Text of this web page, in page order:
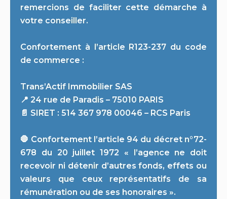
remercions de faciliter cette démarche à
votre conseiller.
Confortement à l’article R123-237 du code
de commerce :
Trans’Actif Immobilier SAS
📍 24 rue de Paradis – 75010 PARIS
📄 SIRET : 514 367 978 00046 – RCS Paris
🛑 Confortement l’article 94 du décret n°72-
678 du 20 juillet 1972 « l’agence ne doit
recevoir ni détenir d’autres fonds, effets ou
valeurs que ceux représentatifs de sa
rémunération ou de ses honoraires ».